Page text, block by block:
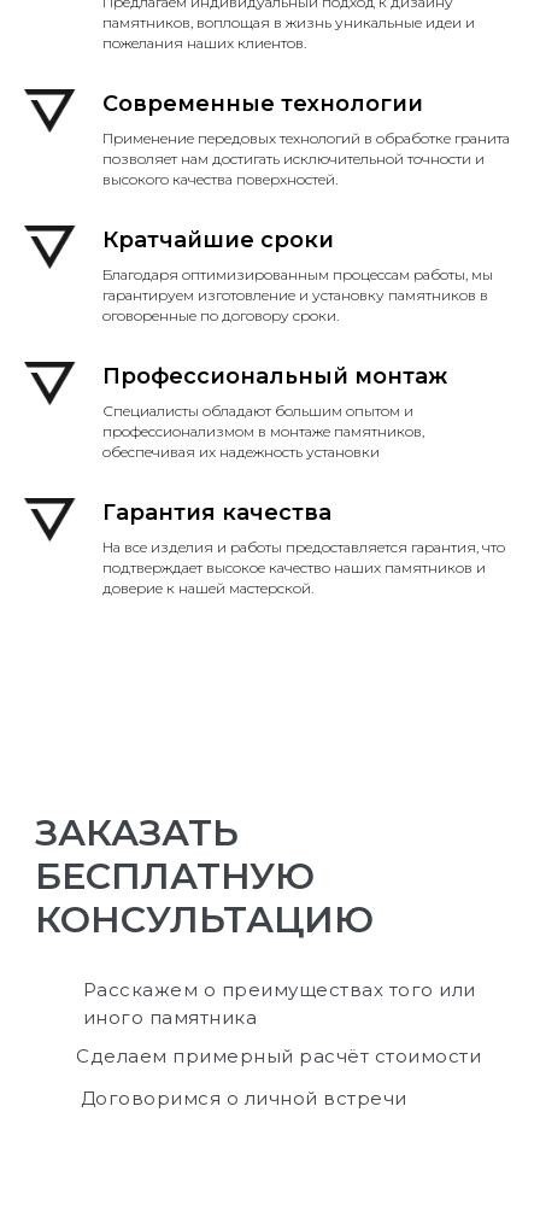
памятников, воплощая в жизнь уникальные идеи и
пожелания наших клиентов.
Современные технологии
Применение передовых технологий в обработке гранита
позволяет нам достигать исключительной точности и
высокого качества поверхностей.
Кратчайшие сроки
Благодаря оптимизированным процессам работы, мы
гарантируем изготовление и установку памятников в
оговоренные по договору сроки.
Профессиональный монтаж
Специалисты обладают большим опытом и
профессионализмом в монтаже памятников,
обеспечивая их надежность установки
Гарантия качества
На все изделия и работы предоставляется гарантия, что
подтверждает высокое качество наших памятников и
доверие к нашей мастерской.
ЗАКАЗАТЬ
БЕСПЛАТНУЮ
КОНСУЛЬТАЦИЮ
Расскажем о преимуществах того или
иного памятника
Сделаем примерный расчёт стоимости
Договоримся о личной встречи